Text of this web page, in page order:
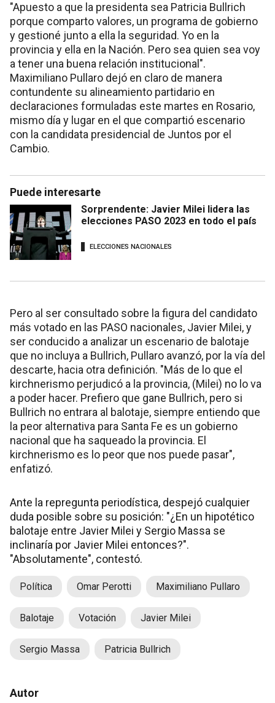
"Apuesto a que la presidenta sea Patricia Bullrich
porque comparto valores, un programa de gobierno
y gestioné junto a ella la seguridad. Yo en la
provincia y ella en la Nación. Pero sea quien sea voy
a tener una buena relación institucional".
Maximiliano Pullaro dejó en claro de manera
contundente su alineamiento partidario en
declaraciones formuladas este martes en Rosario,
mismo día y lugar en el que compartió escenario
con la candidata presidencial de Juntos por el
Cambio.
Puede interesarte
Sorprendente: Javier Milei lidera las
elecciones PASO 2023 en todo el país
ELECCIONES NACIONALES
Pero al ser consultado sobre la figura del candidato
más votado en las PASO nacionales, Javier Milei, y
ser conducido a analizar un escenario de balotaje
que no incluya a Bullrich, Pullaro avanzó, por la vía del
descarte, hacia otra definición. "Más de lo que el
kirchnerismo perjudicó a la provincia, (Milei) no lo va
a poder hacer. Prefiero que gane Bullrich, pero si
Bullrich no entrara al balotaje, siempre entiendo que
la peor alternativa para Santa Fe es un gobierno
nacional que ha saqueado la provincia. El
kirchnerismo es lo peor que nos puede pasar",
enfatizó.
Ante la repregunta periodística, despejó cualquier
duda posible sobre su posición: "¿En un hipotético
balotaje entre Javier Milei y Sergio Massa se
inclinaría por Javier Milei entonces?".
"Absolutamente", contestó.
Política Omar Perotti Maximiliano Pullaro
Balotaje Votación Javier Milei
Sergio Massa Patricia Bullrich
Autor